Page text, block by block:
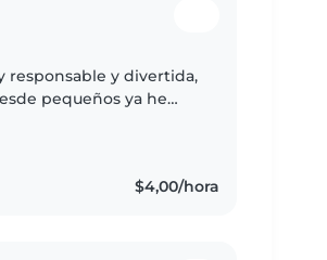
responsable y divertida,
pequeños ya he
$4,00/hora